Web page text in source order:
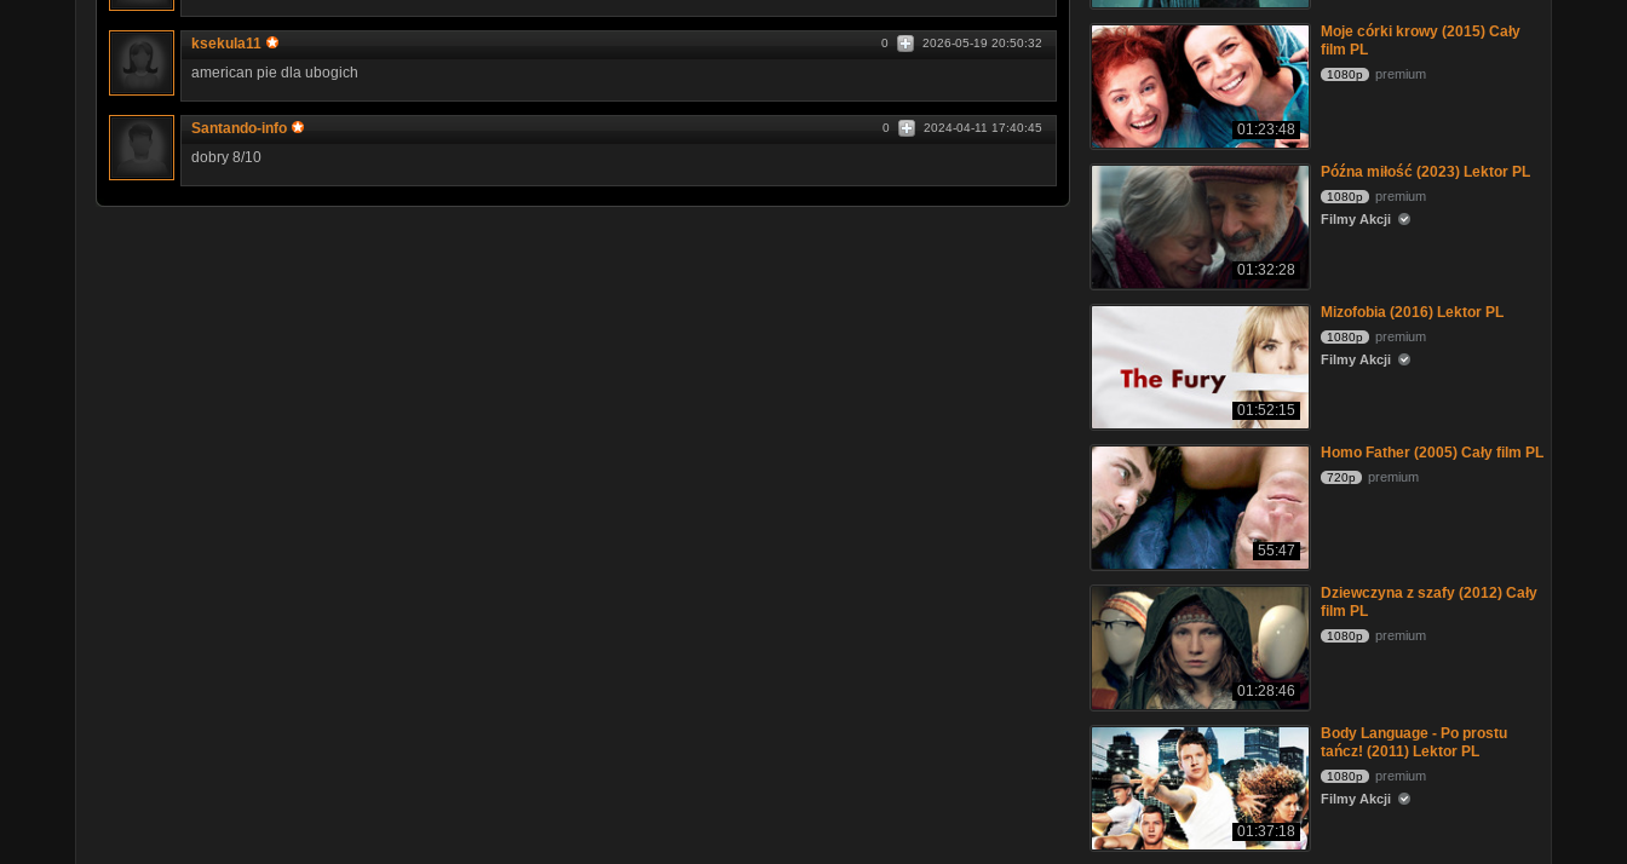
ksekula11 2026-05-19 20:50:32
0
american pie dla ubogich
Santando-info 2024-04-11 17:40:45
0
dobry 8/10
01:23:48
Moje córki krowy (2015) Cały
film PL
1080p premium
01:32:28
Późna miłość (2023) Lektor PL
1080p
premium
Filmy Akcji
01:52:15
Mizofobia (2016) Lektor PL
1080p
premium
Filmy Akcji
55:47
Homo Father (2005) Cały film PL
720p premium
01:28:46
Dziewczyna z szafy (2012) Cały
film PL
1080p premium
01:37:18
Body Language - Po prostu
tańcz! (2011) Lektor PL
1080p
premium
Filmy Akcji